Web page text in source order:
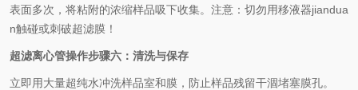
表面多次，将粘附的浓缩样品吸下收集。注意：切勿用移液器jiandua
n触碰或刺破超滤膜！
超滤离心管操作步骤六 ： 清洗与保存
立即用大量超纯水冲洗样品室和膜，防止样品残留干涸堵塞膜孔。